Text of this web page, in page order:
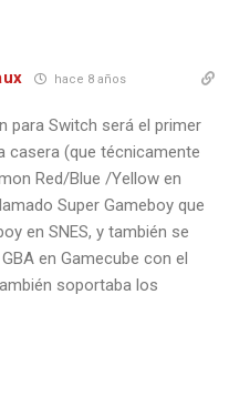
hace 8 años
para Switch será el primer
casera (que técnicamente
Red/Blue /Yellow en
Super Gameboy que
en SNES, y también se
en Gamecube con el
soportaba los